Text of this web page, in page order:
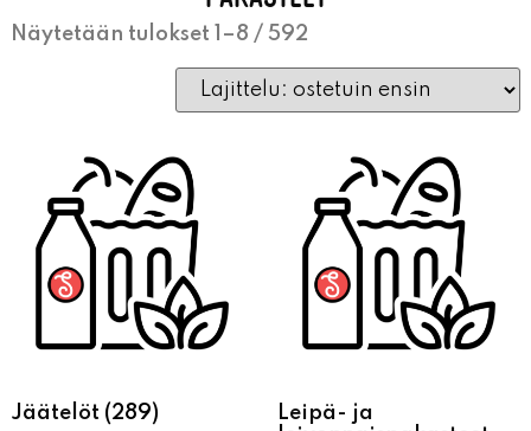
LÄMPIMÄSTI TERVETULOA!
Näytetään tulokset 1–8 / 592
Jäätelöt (289)
Leipä- ja